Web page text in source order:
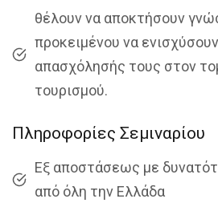
θέλουν να αποκτήσουν
προκειμένου να
απασχόλησής τους στον
τουρισμού.
Πληροφορίες Σεμιναρίου
Εξ αποστάσεως με
από όλη την Ελλάδα